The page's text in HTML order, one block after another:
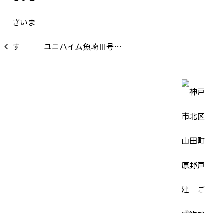
ユニハイム魚崎Ⅲ号…